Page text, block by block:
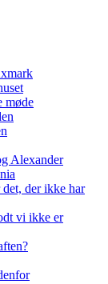
møde
Alexander
der ikke har
vi ikke er